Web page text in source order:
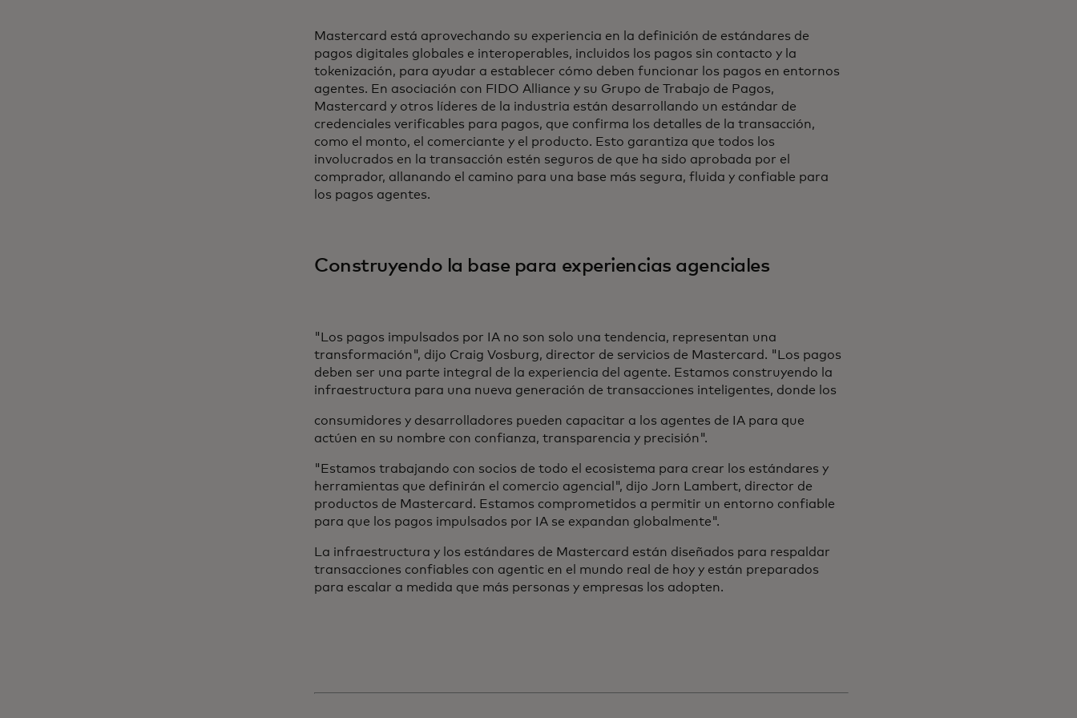
Mastercard está aprovechando su experiencia en la definición de estándares de
pagos digitales globales e interoperables, incluidos los pagos sin contacto y la
tokenización, para ayudar a establecer cómo deben funcionar los pagos en entornos
agentes. En asociación con FIDO Alliance y su Grupo de Trabajo de Pagos,
Mastercard y otros líderes de la industria están desarrollando un estándar de
credenciales verificables para pagos, que confirma los detalles de la transacción,
como el monto, el comerciante y el producto. Esto garantiza que todos los
involucrados en la transacción estén seguros de que ha sido aprobada por el
comprador, allanando el camino para una base más segura, fluida y confiable para
los pagos agentes.
Construyendo la base para experiencias agenciales
"Los pagos impulsados por IA no son solo una tendencia, representan una
transformación", dijo Craig Vosburg, director de servicios de Mastercard. "Los pagos
deben ser una parte integral de la experiencia del agente. Estamos construyendo la
infraestructura para una nueva generación de transacciones inteligentes, donde los
consumidores y desarrolladores pueden capacitar a los agentes de IA para que
actúen en su nombre con confianza, transparencia y precisión".
"Estamos trabajando con socios de todo el ecosistema para crear los estándares y
herramientas que definirán el comercio agencial", dijo Jorn Lambert, director de
productos de Mastercard. Estamos comprometidos a permitir un entorno confiable
para que los pagos impulsados por IA se expandan globalmente".
La infraestructura y los estándares de Mastercard están diseñados para respaldar
transacciones confiables con agentic en el mundo real de hoy y están preparados
para escalar a medida que más personas y empresas los adopten.